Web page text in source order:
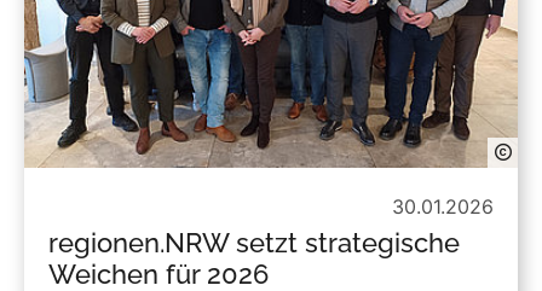
30.01.2026
regionen.NRW setzt strategische
Weichen für 2026